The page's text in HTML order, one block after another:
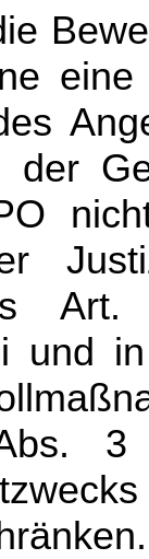
der
und
3